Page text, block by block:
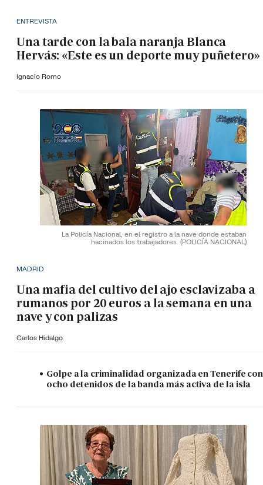
ENTREVISTA
Una tarde con la bala naranja Blanca
Hervás: «Este es un deporte muy puñetero»
Ignacio Romo
La Policía Nacional, en el registro a la nave donde estaban
hacinados los trabajadores. (POLICÍA NACIONAL)
MADRID
Una mafia del cultivo del ajo esclavizaba a
rumanos por 20 euros a la semana en una
nave y con palizas
Carlos Hidalgo
Golpe a la criminalidad organizada en Tenerife con
ocho detenidos de la banda más activa de la isla